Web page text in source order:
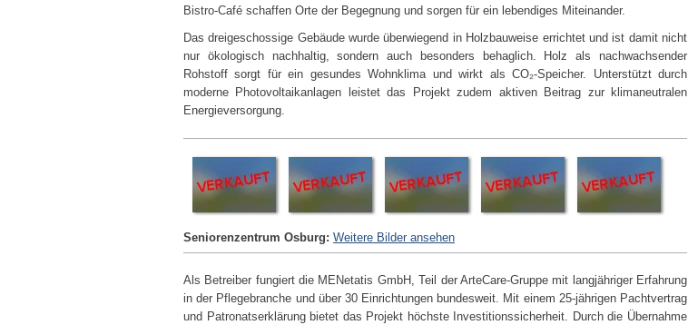
Bistro-Café schaffen Orte der Begegnung und sorgen für ein lebendiges Miteinander.
Das dreigeschossige Gebäude wurde überwiegend in Holzbauweise errichtet und ist damit nicht
nur ökologisch nachhaltig, sondern auch besonders behaglich. Holz als nachwachsender
Rohstoff sorgt für ein gesundes Wohnklima und wirkt als CO₂-Speicher. Unterstützt durch
moderne Photovoltaikanlagen leistet das Projekt zudem aktiven Beitrag zur klimaneutralen
Energieversorgung.
Seniorenzentrum Osburg: Weitere Bilder ansehen
Als Betreiber fungiert die MENetatis GmbH, Teil der ArteCare-Gruppe mit langjähriger Erfahrung
in der Pflegebranche und über 30 Einrichtungen bundesweit. Mit einem 25-jährigen Pachtvertrag
und Patronatserklärung bietet das Projekt höchste Investitionssicherheit. Durch die Übernahme